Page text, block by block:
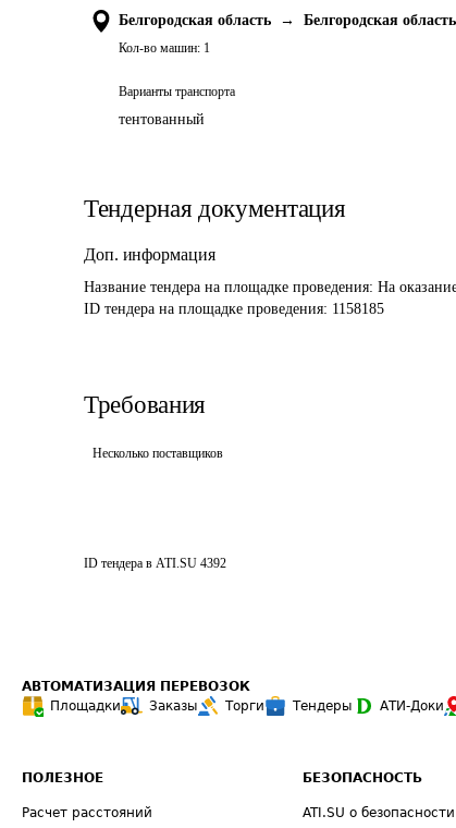
Белгородская область → Белгородская область
Кол-во машин: 1
Варианты транспорта
тентованный
Тендерная документация
Доп. информация
Название тендера на площадке проведения: На
ID тендера на площадке проведения: 1158185
Требования
Несколько поставщиков
ID тендера в ATI.SU 4392
АВТОМАТИЗАЦИЯ ПЕРЕВОЗОК
Площадки
Заказы Торги Тендеры АТИ-Доки
ПОЛЕЗНОЕ
Расчет расстояний
БЕЗОПАСНОСТЬ
ATI.SU о безопасности